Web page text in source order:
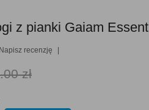
z pianki Gaiam
Napisz recenzję
zł